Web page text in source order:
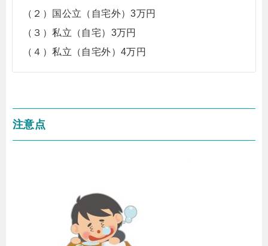
（２）国公立（自宅外）3万円
（３）私立（自宅）3万円
（４）私立（自宅外）4万円
注意点